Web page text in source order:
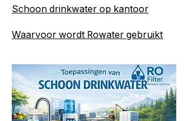
Schoon drinkwater op kantoor
Waarvoor wordt Rowater gebruikt